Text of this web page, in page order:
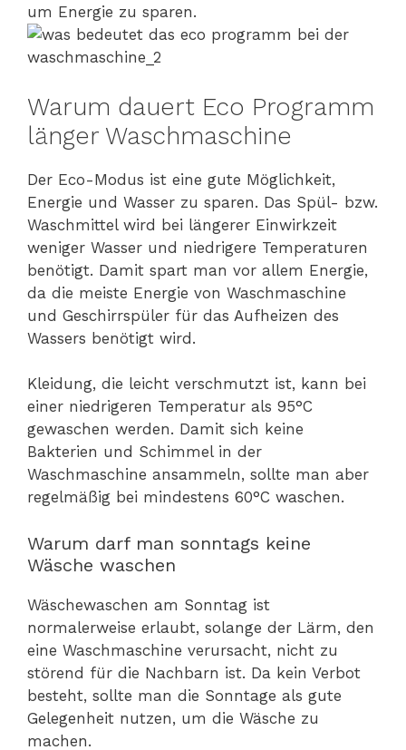
um Energie zu sparen.
Warum dauert Eco Programm
länger Waschmaschine
Der Eco-Modus ist eine gute Möglichkeit,
Energie und Wasser zu sparen. Das Spül- bzw.
Waschmittel wird bei längerer Einwirkzeit
weniger Wasser und niedrigere Temperaturen
benötigt. Damit spart man vor allem Energie,
da die meiste Energie von Waschmaschine
und Geschirrspüler für das Aufheizen des
Wassers benötigt wird.
Kleidung, die leicht verschmutzt ist, kann bei
einer niedrigeren Temperatur als 95°C
gewaschen werden. Damit sich keine
Bakterien und Schimmel in der
Waschmaschine ansammeln, sollte man aber
regelmäßig bei mindestens 60°C waschen.
Warum darf man sonntags keine
Wäsche waschen
Wäschewaschen am Sonntag ist
normalerweise erlaubt, solange der Lärm, den
eine Waschmaschine verursacht, nicht zu
störend für die Nachbarn ist. Da kein Verbot
besteht, sollte man die Sonntage als gute
Gelegenheit nutzen, um die Wäsche zu
machen.